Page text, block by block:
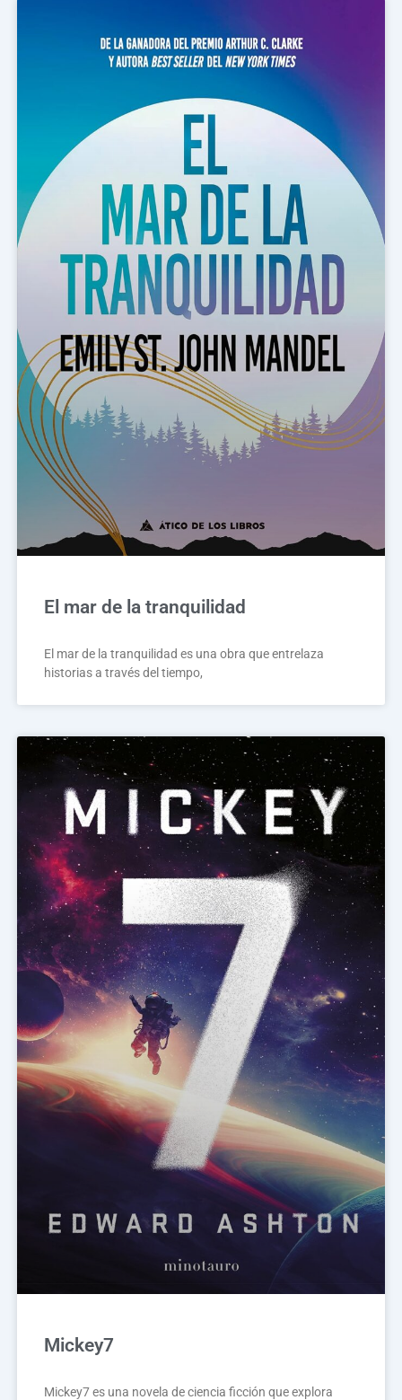
El mar de la tranquilidad
El mar de la tranquilidad es una obra que entrelaza
historias a través del tiempo,
Mickey7
Mickey7 es una novela de ciencia ficción que explora